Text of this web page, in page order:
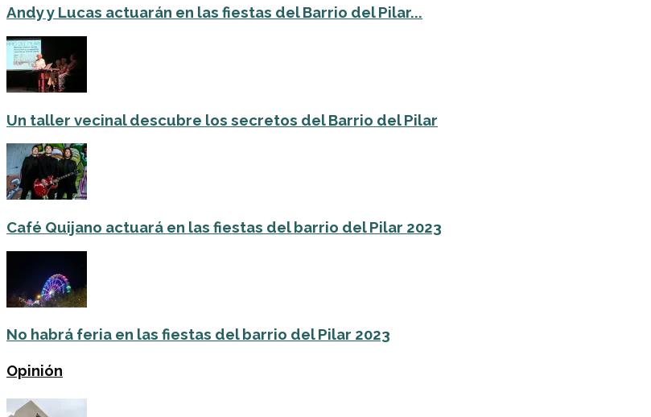
Andy y Lucas actuarán en las fiestas del Barrio del Pilar...
Un taller vecinal descubre los secretos del Barrio del Pilar
Café Quijano actuará en las fiestas del barrio del Pilar 2023
No habrá feria en las fiestas del barrio del Pilar 2023
Opinión